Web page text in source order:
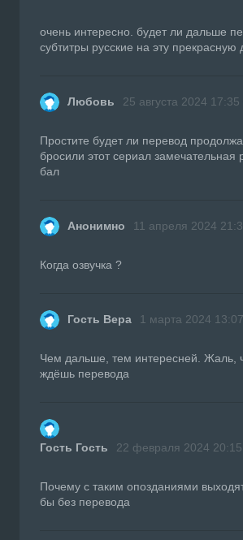
очень интересно. будет ли дальше
субтитры русские на эту прекрасную
Любовь 25 августа 2024 17:35
Простите будет ли перевод
бросили этот сериал замечательная
бал
Анонимно 11 апреля 2024
Когда озвучка ?
Гость Вера 1 марта 2024 13:07
Чем дальше, тем интересней. Жаль,
ждёшь перевода
Гость Гость 22 февраля 2024 20:15
Почему с таким опозданиями
бы без перевода